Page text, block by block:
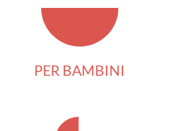
PER BAMBINI